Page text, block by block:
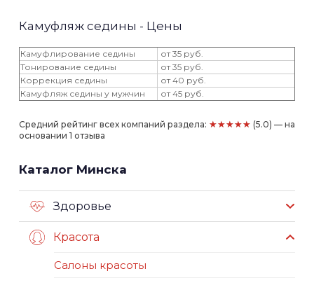
Камуфляж седины - Цены
Камуфлирование седины
от 35 руб.
Тонирование седины
от 35 руб.
Коррекция седины
от 40 руб.
Камуфляж седины у мужчин
от 45 руб.
Средний рейтинг всех компаний раздела: ★★★★★ (5.0) — на
основании 1 отзыва
Каталог Минска
Здоровье
Красота
Салоны красоты